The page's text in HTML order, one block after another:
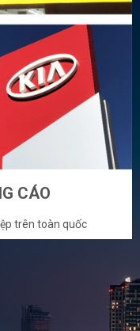
CÁO
trên toàn quốc